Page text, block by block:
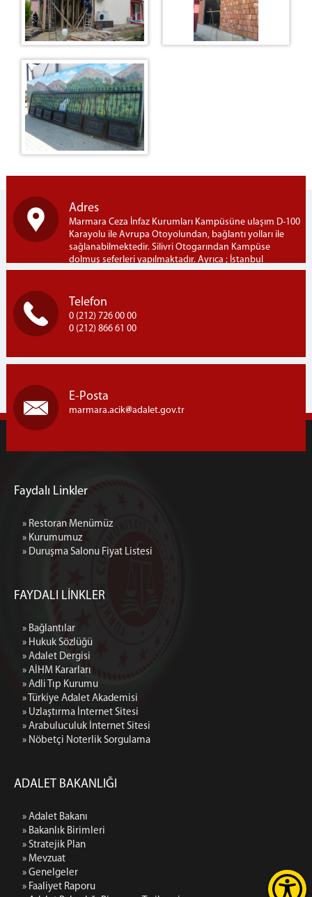
Adres
Marmara Ceza İnfaz Kurumları Kampüsüne ulaşım D-100
Karayolu ile Avrupa Otoyolundan, bağlantı yolları ile
sağlanabilmektedir. Silivri Otogarından Kampüse
dolmuş seferleri yapılmaktadır. Ayrıca ; İstanbul
Bayrampaşa Otogarından Kampüse İETT-303B hattı ile
Marmara Ceza İnfaz Kurumları Kampusü, Semizkumlar
Mh. Silivri / İSTANBUL
Telefon
0 (212) 726 00 00
0 (212) 866 61 00
E-Posta
marmara.acik adalet.gov.tr
Faydalı Linkler
» Restoran Menümüz
» Kurumumuz
» Duruşma Salonu Fiyat Listesi
FAYDALI LİNKLER
» Bağlantılar
» Hukuk Sözlüğü
» Adalet Dergisi
» AİHM Kararları
» Adli Tıp Kurumu
» Türkiye Adalet Akademisi
» Uzlaştırma İnternet Sitesi
» Arabuluculuk İnternet Sitesi
» Nöbetçi Noterlik Sorgulama
ADALET BAKANLIĞI
» Adalet Bakanı
» Bakanlık Birimleri
» Stratejik Plan
» Mevzuat
» Genelgeler
» Faaliyet Raporu